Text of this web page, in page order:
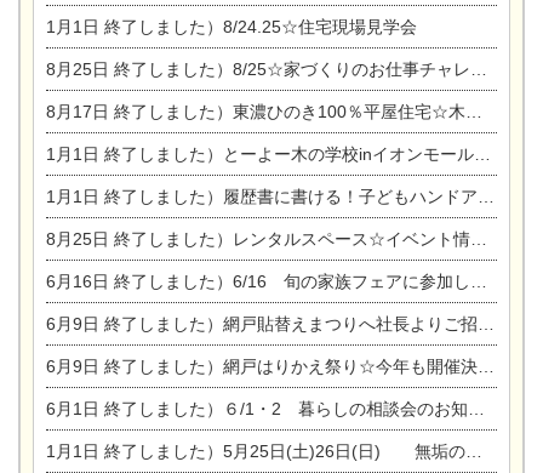
1月1日 終了しました）8/24.25☆住宅現場見学会
8月25日 終了しました）8/25☆家づくりのお仕事チャレンジ
8月17日 終了しました）東濃ひのき100％平屋住宅☆木の家完成見学会
1月1日 終了しました）とーよー木の学校inイオンモール木曽川
1月1日 終了しました）履歴書に書ける！子どもハンドアロマ講座☆
8月25日 終了しました）レンタルスペース☆イベント情報☆チャイルドアロマセラピスト
6月16日 終了しました）6/16 旬の家族フェアに参加します☆
6月9日 終了しました）網戸貼替えまつりへ社長よりご招待です♪
6月9日 終了しました）網戸はりかえ祭り☆今年も開催決定！
6月1日 終了しました）６/1・2 暮らしの相談会のお知らせ
1月1日 終了しました）5月25日(土)26日(日) 無垢の木の家体感見学会開催☆